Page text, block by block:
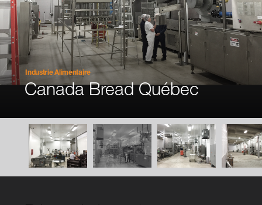
Industrie Alimentaire
Canada Bread Québec